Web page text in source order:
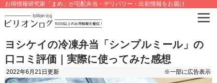
お得情報研究家「まめ」が宅配弁当・デリバリー・出前情報をお届け
ヨシケイの冷凍弁当「シンプルミール」の
口コミ評価｜実際に使ってみた感想
2022年6月21日 更新 ※一部に広告表示